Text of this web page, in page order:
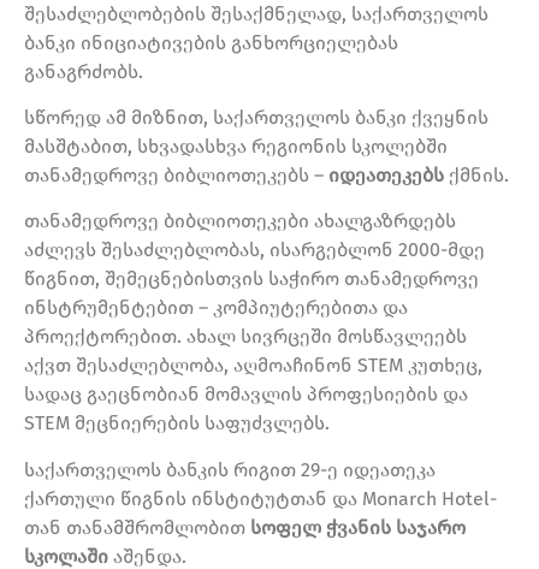
შესაძლებლობების შესაქმნელად, საქართველოს
ბანკი ინიციატივების განხორციელებას
განაგრძობს.
სწორედ ამ მიზნით, საქართველოს ბანკი ქვეყნის
მასშტაბით, სხვადასხვა რეგიონის სკოლებში
თანამედროვე ბიბლიოთეკებს – იდეათეკებს ქმნის.
თანამედროვე ბიბლიოთეკები ახალგაზრდებს
აძლევს შესაძლებლობას, ისარგებლონ 2000-მდე
წიგნით, შემეცნებისთვის საჭირო თანამედროვე
ინსტრუმენტებით – კომპიუტერებითა და
პროექტორებით. ახალ სივრცეში მოსწავლეებს
აქვთ შესაძლებლობა, აღმოაჩინონ STEM კუთხეც,
სადაც გაეცნობიან მომავლის პროფესიების და
STEM მეცნიერების საფუძვლებს.
საქართველოს ბანკის რიგით 29-ე იდეათეკა
ქართული წიგნის ინსტიტუტთან და Monarch Hotel-
თან თანამშრომლობით სოფელ ჭვანის საჯარო
სკოლაში აშენდა.